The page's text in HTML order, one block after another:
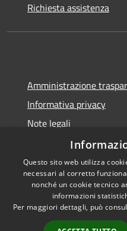
Richiesta assistenza
Amministrazione
Informativa privacy
Note legali
Dichiarazione di
RSS
Accessibilità
Questo sito web utilizza
necessari al corretto
nonché un cookie tecnico
informazioni
Per maggiori dettagli, può